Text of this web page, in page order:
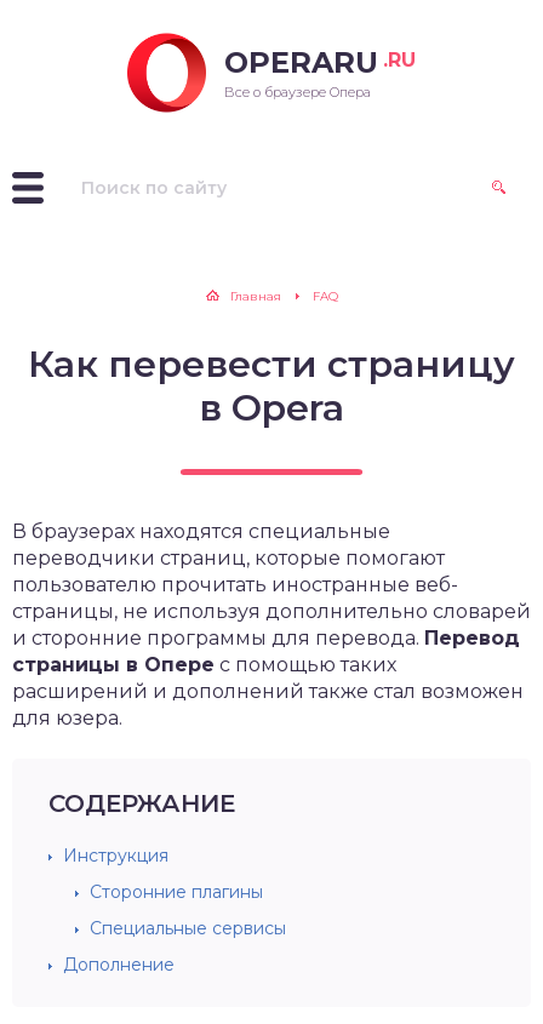
OPERARU .RU
Все о браузере Опера
Главная FAQ
Как перевести страницу
в Opera
В браузерах находятся специальные
переводчики страниц, которые помогают
пользователю прочитать иностранные веб-
страницы, не используя дополнительно словарей
и сторонние программы для перевода. Перевод
страницы в Опере с помощью таких
расширений и дополнений также стал возможен
для юзера.
СОДЕРЖАНИЕ
Инструкция
Сторонние плагины
Специальные сервисы
Дополнение
для Windows
для Linux